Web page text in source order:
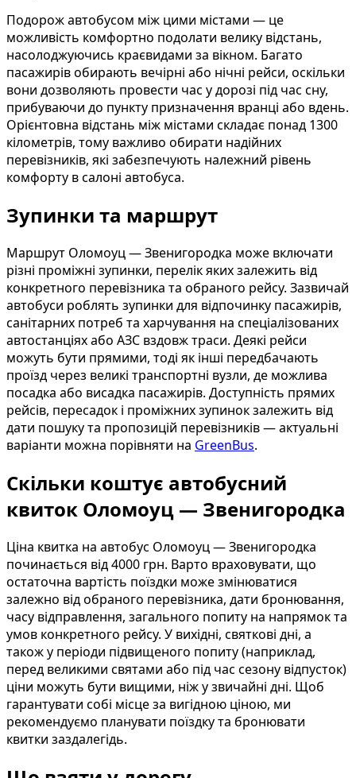
Подорож автобусом між цими містами — це
можливість комфортно подолати велику відстань,
насолоджуючись краєвидами за вікном. Багато
пасажирів обирають вечірні або нічні рейси, оскільки
вони дозволяють провести час у дорозі під час сну,
прибуваючи до пункту призначення вранці або вдень.
Орієнтовна відстань між містами складає понад 1300
кілометрів, тому важливо обирати надійних
перевізників, які забезпечують належний рівень
комфорту в салоні автобуса.
Зупинки та маршрут
Маршрут Оломоуц — Звенигородка може включати
різні проміжні зупинки, перелік яких залежить від
конкретного перевізника та обраного рейсу. Зазвичай
автобуси роблять зупинки для відпочинку пасажирів,
санітарних потреб та харчування на спеціалізованих
автостанціях або АЗС вздовж траси. Деякі рейси
можуть бути прямими, тоді як інші передбачають
проїзд через великі транспортні вузли, де можлива
посадка або висадка пасажирів. Доступність прямих
рейсів, пересадок і проміжних зупинок залежить від
дати пошуку та пропозицій перевізників — актуальні
варіанти можна порівняти на GreenBus.
Скільки коштує автобусний
квиток Оломоуц — Звенигородка
Ціна квитка на автобус Оломоуц — Звенигородка
починається від 4000 грн. Варто враховувати, що
остаточна вартість поїздки може змінюватися
залежно від обраного перевізника, дати бронювання,
часу відправлення, загального попиту на напрямок та
умов конкретного рейсу. У вихідні, святкові дні, а
також у періоди підвищеного попиту (наприклад,
перед великими святами або під час сезону відпусток)
ціни можуть бути вищими, ніж у звичайні дні. Щоб
гарантувати собі місце за вигідною ціною, ми
рекомендуємо планувати поїздку та бронювати
квитки заздалегідь.